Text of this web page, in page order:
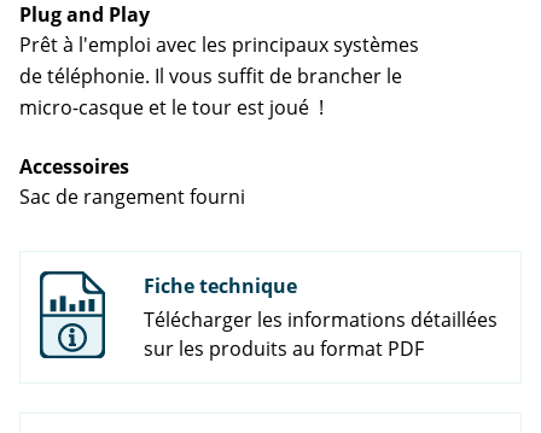
Plug and Play
Prêt à l'emploi avec les principaux systèmes
de téléphonie. Il vous suffit de brancher le
micro-casque et le tour est joué !
Accessoires
Sac de rangement fourni
Fiche technique
Télécharger les informations détaillées
sur les produits au format PDF